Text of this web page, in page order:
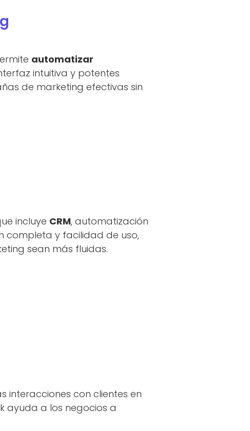
automatizar
intuitiva y potentes
de marketing efectivas sin
incluye CRM, automatización
completa y facilidad de uso,
sean más fluidas.
interacciones con clientes en
ayuda a los negocios a